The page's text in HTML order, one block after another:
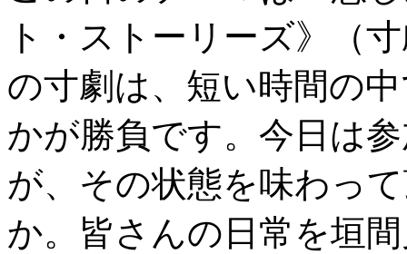
ト・ストーリーズ》（
の寸劇は、短い時間の
かが勝負です。今日は
が、その状態を味わっ
か。皆さんの日常を垣